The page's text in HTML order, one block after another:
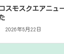
コスモスクエアニュ
2026年5月22日